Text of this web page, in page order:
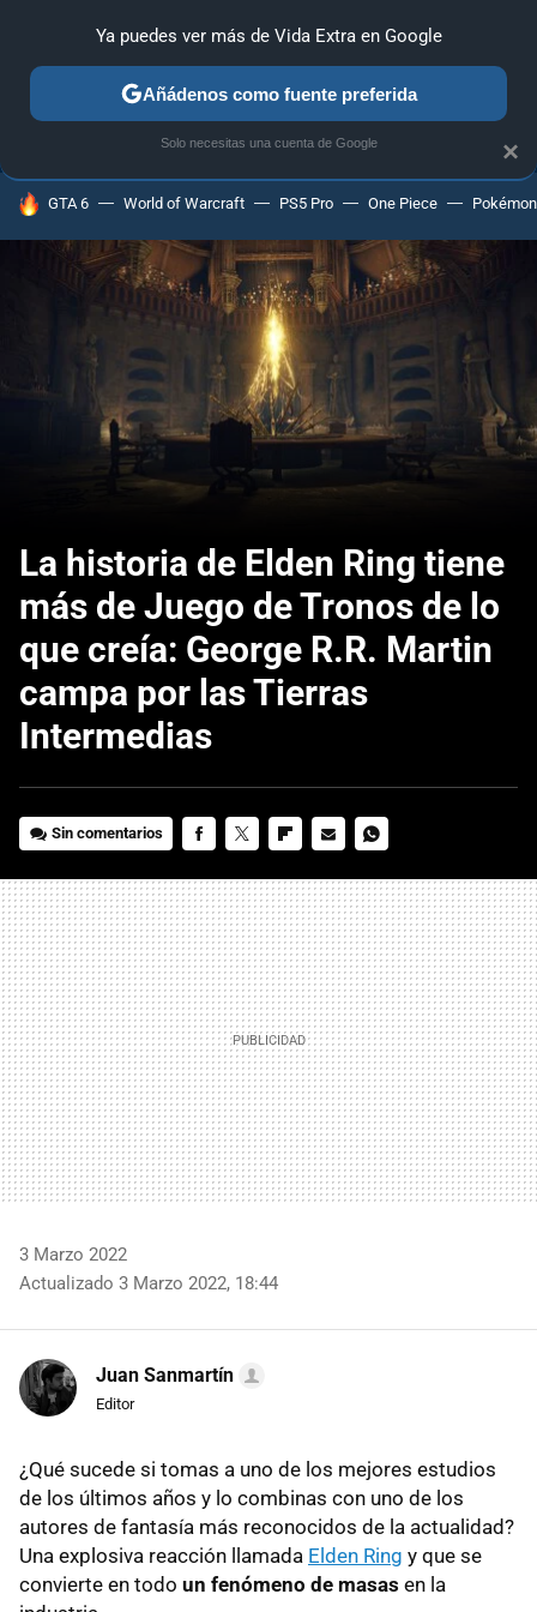
ANÁLISIS GUÍAS Y TRUCOS PC SONY NINTENDO
HOY SE HABLA DE
GTA 6 World of Warcraft PS5 Pro One Piece Pokémon
La historia de Elden Ring tiene
más de Juego de Tronos de lo
que creía: George R.R. Martin
campa por las Tierras
Intermedias
Sin comentarios
MAIL
3 Marzo 2022
Actualizado 3 Marzo 2022, 18:44
Juan Sanmartín
Editor
¿Qué sucede si tomas a uno de los mejores estudios
de los últimos años y lo combinas con uno de los
autores de fantasía más reconocidos de la actualidad?
Una explosiva reacción llamada Elden Ring y que se
convierte en todo un fenómeno de masas en la
×
Ya puedes ver más de Vida Extra en Google
Añádenos como fuente preferida
Solo necesitas una cuenta de Google